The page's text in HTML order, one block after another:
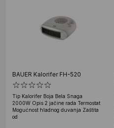
BAUER Kalorifer FH-520
Tip Kalorifer Boja Bela Snaga
2000W Opis 2 jačine rada Termostat
Mogućnost hladnog duvanja Zaštita
od